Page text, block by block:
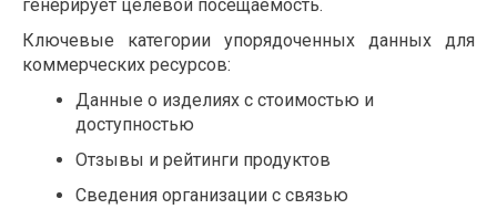
генерирует целевой посещаемость.
Ключевые категории упорядоченных данных для
коммерческих ресурсов:
Данные о изделиях с стоимостью и
доступностью
Отзывы и рейтинги продуктов
Сведения организации с связью